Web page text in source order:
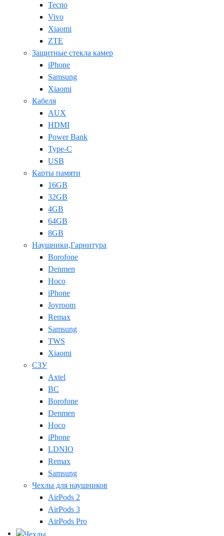
Tecno
Vivo
Xiaomi
ZTE
Защитные стекла камер
iPhone
Samsung
Xiaomi
Кабеля
AUX
HDMI
Power Bank
Type-C
USB
Карты памяти
16GB
32GB
4GB
64GB
8GB
Наушники,Гарнитура
Borofone
Denmen
Hoco
iPhone
Joyroom
Remax
Samsung
TWS
Xiaomi
СЗУ
Axtel
BC
Borofone
Denmen
Hoco
iPhone
LDNIO
Remax
Samsung
Чехлы для наушников
AirPods 2
AirPods 3
AirPods Pro